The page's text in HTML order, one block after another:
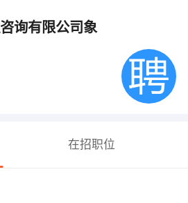
询有限公司象
在招职位